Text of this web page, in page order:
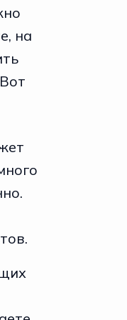
на